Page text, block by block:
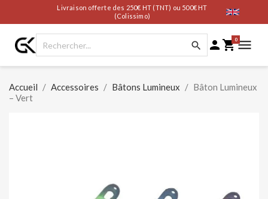
Livraison offerte des 250€ HT (TNT) ou 500€ HT
(Colissimo)
  0
Accueil Accessoires Bâtons Lumineux
Bâton Lumineux
– Vert